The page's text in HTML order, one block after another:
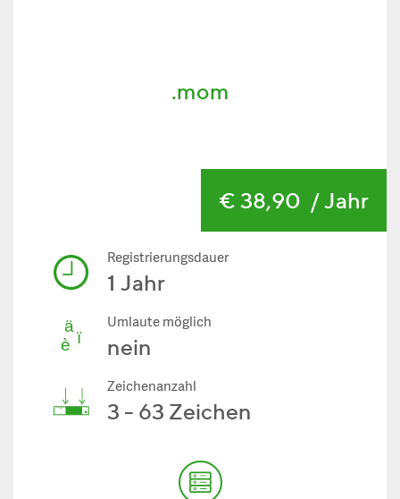
.mom
€ 38,90 / Jahr
Registrierungsdauer
1 Jahr
Umlaute möglich
nein
Zeichenanzahl
3 - 63 Zeichen